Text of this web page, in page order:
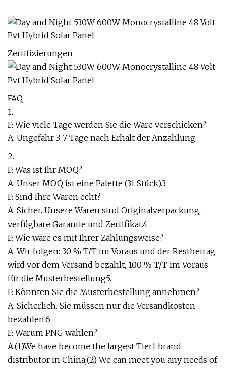
Zertifizierungen
FAQ
1.
F: Wie viele Tage werden Sie die Ware verschicken?
A: Ungefähr 3-7 Tage nach Erhalt der Anzahlung.
2.
F: Was ist Ihr MOQ?
A: Unser MOQ ist eine Palette (31 Stück).3.
F: Sind Ihre Waren echt?
A: Sicher. Unsere Waren sind Originalverpackung,
verfügbare Garantie und Zertifikat.4.
F: Wie wäre es mit Ihrer Zahlungsweise?
A: Wir folgen: 30 % T/T im Voraus und der Restbetrag
wird vor dem Versand bezahlt, 100 % T/T im Voraus
für die Musterbestellung5.
F: Könnten Sie die Musterbestellung annehmen?
A: Sicherlich. Sie müssen nur die Versandkosten
bezahlen.6.
F: Warum PNG wählen?
A:(1)We have become the largest Tier1 brand
distributor in China;(2) We can meet you any needs of